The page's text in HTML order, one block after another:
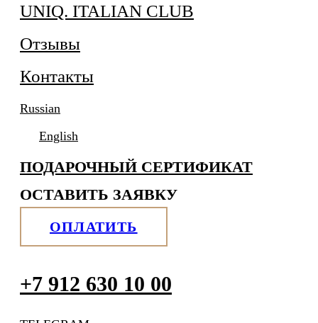
UNIQ. ITALIAN CLUB
Отзывы
Контакты
Russian
English
ПОДАРОЧНЫЙ СЕРТИФИКАТ
ОСТАВИТЬ ЗАЯВКУ
ОПЛАТИТЬ
+7 912 630 10 00